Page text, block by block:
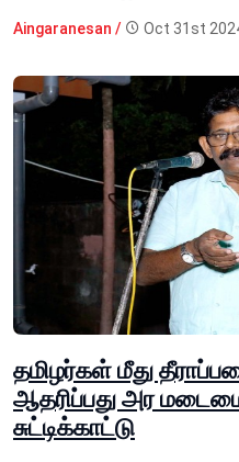
Aingaranesan / Oct 31st
தமிழர்கள் மீது
ஆதரிப்பது அர
சுட்டிக்காட்டு